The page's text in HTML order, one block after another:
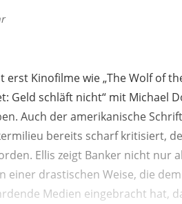
erst Kinofilme wie „The Wolf of
Geld schläft nicht“ mit Michael
Auch der amerikanische
bereits scharf kritisiert,
Ellis zeigt Banker nicht nur
einer drastischen Weise, die
Medien eingebracht hat,